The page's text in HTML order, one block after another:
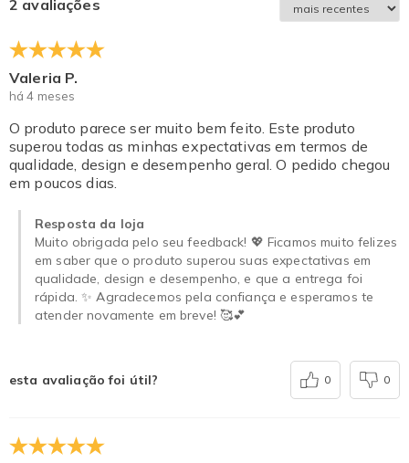
2 avaliações
Valeria P.
há 4 meses
O produto parece ser muito bem feito. Este produto
superou todas as minhas expectativas em termos de
qualidade, design e desempenho geral. O pedido chegou
em poucos dias.
Resposta da loja
Muito obrigada pelo seu feedback! 💖 Ficamos muito felizes
em saber que o produto superou suas expectativas em
qualidade, design e desempenho, e que a entrega foi
rápida. ✨ Agradecemos pela confiança e esperamos te
atender novamente em breve! 🥰💕
esta avaliação foi útil? 0 0